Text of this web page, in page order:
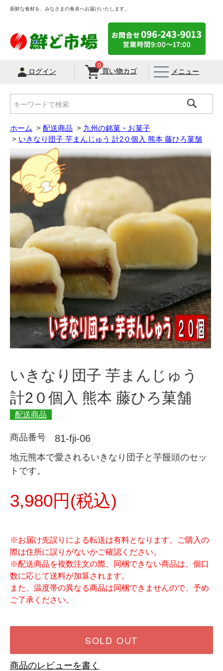
新鮮な食材を、みなさまの食卓へお届けいたします。
ログイン 買い物カゴ
0
メニュー
ホーム > 配送商品 > 九州の銘菓・お菓子
> いきなり団子 芋まんじゅう 計2０個入 熊本 藤ひろ菓舗
いきなり団子 芋まんじゅう
計2０個入 熊本 藤ひろ菓舗
配送商品
商品番号 81-fji-06
地元熊本で愛されるいきなり団子と芋饅頭のセッ
トです。
3,980円(税込)
※お届け先誤りによる転送は有料となります。ご購入の
際は住所に誤りがないかご確認ください。
※配送商品を複数注文の際、同梱できない商品は、個口
数に応じて送料が加算されます。
また、温度帯の異なる商品は同梱できませんので、予め
ご了承ください。
SOLD OUT
商品のレビューを書く